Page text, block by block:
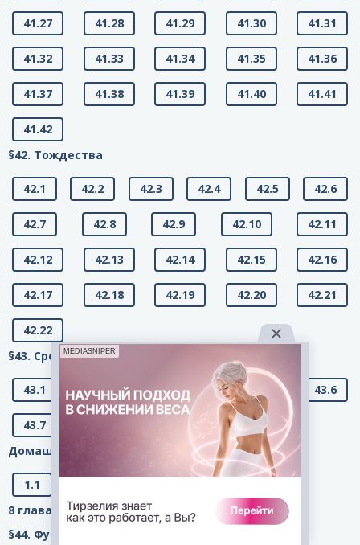
41.27 41.28 41.29 41.30 41.31
41.32 41.33 41.34 41.35 41.36
41.37 41.38 41.39 41.40 41.41
41.42
§42. Тождества
42.1 42.2 42.3 42.4 42.5 42.6
42.7 42.8 42.9 42.10 42.11
42.12 42.13 42.14 42.15 42.16
42.17 42.18 42.19 42.20 42.21
42.22
§43. Среднее значение и дисперсия
43.1 43.2 43.3 43.4 43.5 43.6
43.7
Домашняя контрольная работа №7:
1.1
8 глава. Номера с 44.1 по 47.8 (Функция у = x2.)
§44. Функция у = х2 и её график
MEDIASNIPER